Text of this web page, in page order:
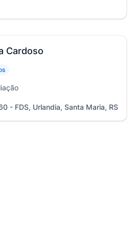
Cardoso
- FDS, Urlandia, Santa Maria, RS